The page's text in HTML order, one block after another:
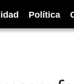
Política